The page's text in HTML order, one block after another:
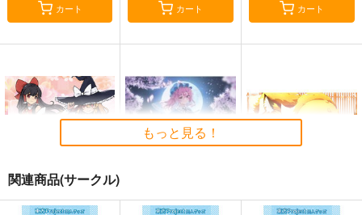
カート カート カート
もっと見る！
関連商品(サークル)